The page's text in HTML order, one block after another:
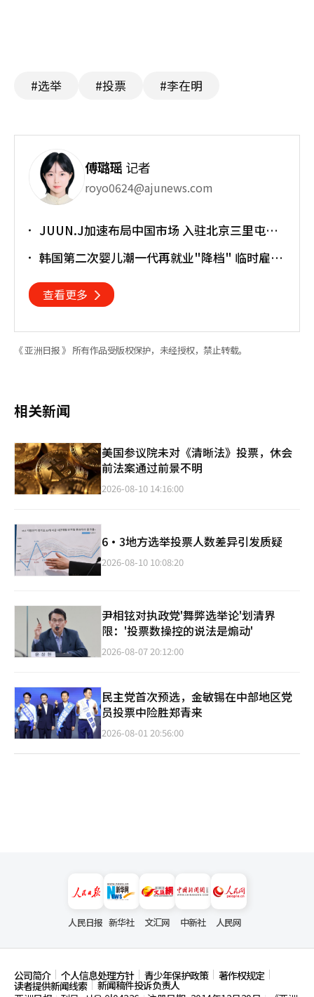
#选举 #投票 #李在明
傅璐瑶 记者
royo0624@ajunews.com
JUUN.J加速布局中国市场 入驻北京三里屯太
韩国第二次婴儿潮一代再就业"降档" 临时雇员
查看更多
《 亚洲日报 》 所有作品受版权保护，未经授权，禁止转载。
相关新闻
美国参议院未对《清晰法》投票，休会
前法案通过前景不明
2026-08-10 14:16:00
6·3地方选举投票人数差异引发质疑
2026-08-10 10:08:20
尹相铉对执政党'舞弊选举论'划清界
限：'投票数操控的说法是煽动'
2026-08-07 20:12:00
民主党首次预选，金敏锡在中部地区党
员投票中险胜郑青来
2026-08-01 20:56:00
人民日报 新华社 文汇网 中新社 人民网
公司简介 个人信息处理方针 青少年保护政策 著作权规定
读者提供新闻线索
新闻稿件投诉负责人